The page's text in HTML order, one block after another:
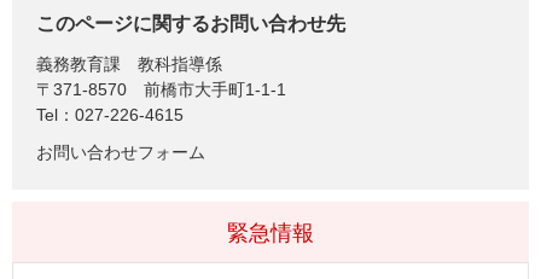
このページに関するお問い合わせ先
義務教育課
教科指導係
〒371-8570
前橋市大手町1-1-1
Tel：027-226-4615
お問い合わせフォーム
緊急情報